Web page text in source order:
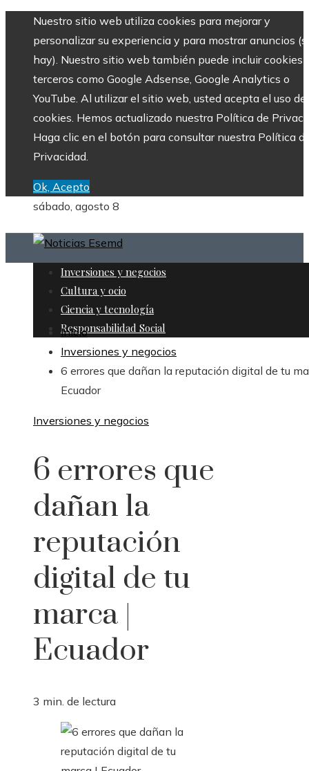
Nuestro sitio web utiliza cookies para mejorar y
personalizar su experiencia y para mostrar anuncios
hay). Nuestro sitio web también puede incluir cookies
terceros como Google Adsense, Google Analytics o
YouTube. Al utilizar el sitio web, usted acepta el uso de
cookies. Hemos actualizado nuestra Política de
Haga clic en el botón para consultar nuestra Política
Privacidad.
Ok, Acepto
sábado, agosto 8
Inversiones y negocios
Cultura y ocio
Ciencia y tecnología
Responsabilidad Social
Inicio
Inversiones y negocios
6 errores que dañan la reputación digital de tu
Ecuador
Inversiones y negocios
6 errores que
dañan la
reputación
digital de tu
marca |
Ecuador
3 min. de lectura